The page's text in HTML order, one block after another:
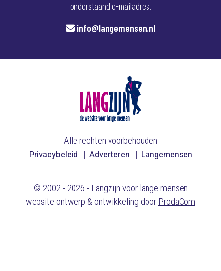
onderstaand e-mailadres.
info@langemensen.nl
© 2002 - 2026 - Langzijn voor lange mensen
website ontwerp & ontwikkeling door ProdaCom
Alle rechten voorbehouden
Privacybeleid
Adverteren Langemensen